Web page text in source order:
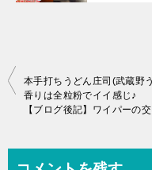
投
香りは全粒粉でイイ感じ♪
【ブログ後記】ワイパーの交換はチョー簡単でしたよ～